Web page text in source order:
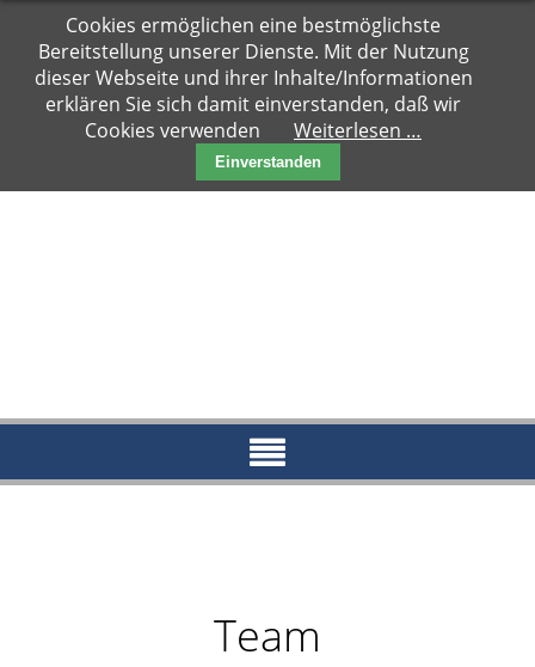
Navigation
überspringen
Hauptseite
Zuhause
gesucht
Notfälle
Aktueller
Archiv
Team
Cookies ermöglichen eine bestmöglichste
Bereitstellung unserer Dienste. Mit der Nutzung
dieser Webseite und ihrer Inhalte/Informationen
erklären Sie sich damit einverstanden, daß wir
Cookies verwenden
Weiterlesen …
Einverstanden